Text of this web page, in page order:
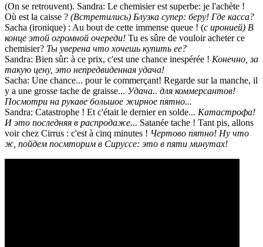
(On se retrouvent). Sandra: Le chemisier est superbe: je l'achète !
Où est la caisse ? (Встретились) Блузка супер: беру! Где касса?
Sacha (ironique) : Au bout de cette immense queue ! (с иронией) В
конце этой огромной очереди! Tu es sûre de vouloir acheter ce
chemisier? Ты уверена что хочешь купить ее?
Sandra: Bien sûr: à ce prix, c'est une chance inespérée ! Конечно, за
такую цену, это непредвиденная удача!
Sacha: Une chance... pour le commerçant! Regarde sur la manche, il
y a une grosse tache de graisse... Удача.. для коммерсантов!
Посмотри на рукаве большое жирное пятно...
Sandra: Catastrophe ! Et c'était le dernier en solde... Катастрофа!
И это последняя в распродаже... Satanée tache ! Tant pis, allons
voir chez Cirrus : c'est à cinq minutes ! Чертово пятно! Ну что
ж, пойдем посмторим в Сируссе: это в пяти минутах!